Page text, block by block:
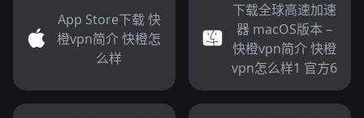
App Store下载 快
橙vpn简介 快橙怎
么样
下载全球高速加速
器 macOS版本 –
快橙vpn简介 快橙
vpn怎么样1 官方6